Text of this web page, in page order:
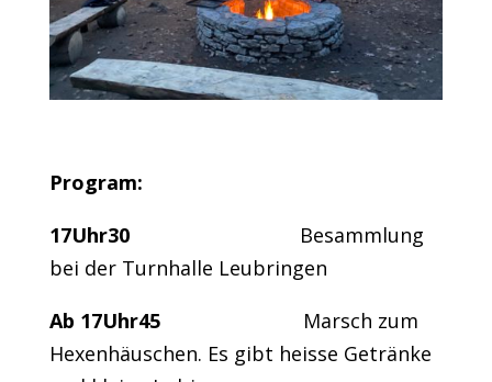
Program:
17Uhr30 Besammlung
bei der Turnhalle Leubringen
Ab 17Uhr45 Marsch zum
Hexenhäuschen. Es gibt heisse Getränke